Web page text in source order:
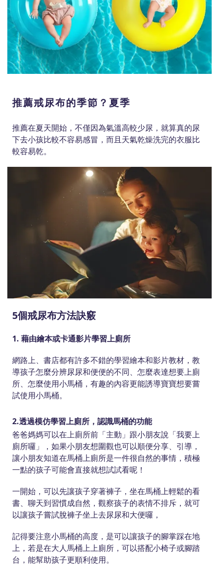
推薦戒尿布的季節？夏季
推薦在夏天開始，不僅因為氣溫高較少尿，就算真的尿
下去小孩比較不容易感冒，而且天氣乾燥洗完的衣服比
較容易乾。
5個戒尿布方法訣竅
1. 藉由繪本或卡通影片學習上廁所
網路上、書店都有許多不錯的學習繪本和影片教材，教
導孩子怎麼分辨尿尿和便便的不同、怎麼表達想要上廁
所、怎麼使用小馬桶，有趣的內容更能誘導寶寶想要嘗
試使用小馬桶。
2.透過模仿學習上廁所，認識馬桶的功能
爸爸媽媽可以在上廁所前「主動」跟小朋友說「我要上
廁所囉」，如果小朋友想圍觀也可以順便分享、引導，
讓小朋友知道在馬桶上廁所是一件很自然的事情，積極
一點的孩子可能會直接就想試試看呢！
一開始，可以先讓孩子穿著褲子，坐在馬桶上輕鬆的看
書、聊天到習慣成自然，觀察孩子的表情不排斥，就可
以讓孩子嘗試脫褲子坐上去尿尿和大便囉，
記得要注意小馬桶的高度，是可以讓孩子的腳掌踩在地
上，若是在大人馬桶上上廁所，可以搭配小椅子或腳踏
台，能幫助孩子更順利使用。